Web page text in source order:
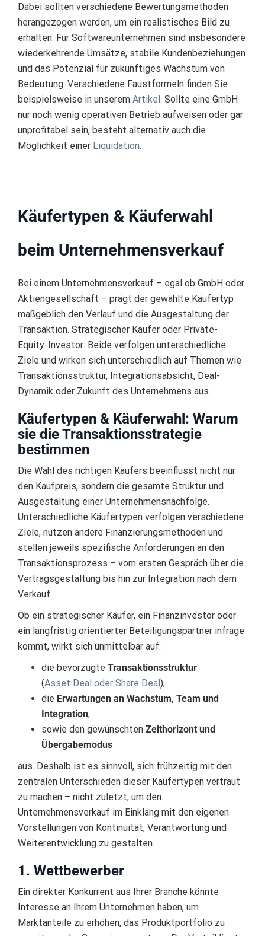
Dabei sollten verschiedene Bewertungsmethoden
herangezogen werden, um ein realistisches Bild zu
erhalten. Für Softwareunternehmen sind insbesondere
wiederkehrende Umsätze, stabile Kundenbeziehungen
und das Potenzial für zukünftiges Wachstum von
Bedeutung. Verschiedene Faustformeln finden Sie
beispielsweise in unserem Artikel . Sollte eine GmbH
nur noch wenig operativen Betrieb aufweisen oder gar
unprofitabel sein, besteht alternativ auch die
Möglichkeit einer Liquidation.
Käufertypen & Käuferwahl
beim Unternehmensverkauf
Bei einem Unternehmensverkauf – egal ob GmbH oder
Aktiengesellschaft – prägt der gewählte Käufertyp
maßgeblich den Verlauf und die Ausgestaltung der
Transaktion. Strategischer Käufer oder Private-
Equity-Investor: Beide verfolgen unterschiedliche
Ziele und wirken sich unterschiedlich auf Themen wie
Transaktionsstruktur, Integrationsabsicht, Deal-
Dynamik oder Zukunft des Unternehmens aus.
Käufertypen & Käuferwahl: Warum
sie die Transaktionsstrategie
bestimmen
Die Wahl des richtigen Käufers beeinflusst nicht nur
den Kaufpreis, sondern die gesamte Struktur und
Ausgestaltung einer Unternehmensnachfolge.
Unterschiedliche Käufertypen verfolgen verschiedene
Ziele, nutzen andere Finanzierungsmethoden und
stellen jeweils spezifische Anforderungen an den
Transaktionsprozess – vom ersten Gespräch über die
Vertragsgestaltung bis hin zur Integration nach dem
Verkauf.
Ob ein strategischer Käufer, ein Finanzinvestor oder
ein langfristig orientierter Beteiligungspartner infrage
kommt, wirkt sich unmittelbar auf:
die bevorzugte Transaktionsstruktur
(Asset Deal oder Share Deal ),
die Erwartungen an Wachstum, Team und
Integration,
sowie den gewünschten Zeithorizont und
Übergabemodus
aus. Deshalb ist es sinnvoll, sich frühzeitig mit den
zentralen Unterschieden dieser Käufertypen vertraut
zu machen – nicht zuletzt, um den
Unternehmensverkauf im Einklang mit den eigenen
Vorstellungen von Kontinuität, Verantwortung und
Weiterentwicklung zu gestalten.
1. Wettbewerber
Ein direkter Konkurrent aus Ihrer Branche könnte
Interesse an Ihrem Unternehmen haben, um
Marktanteile zu erhöhen, das Produktportfolio zu